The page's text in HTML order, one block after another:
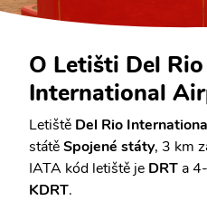
O Letišti Del
International
Letiště Del Rio
státěSpojené státy, 3 km
IATA kód letiště je DRT a
KDRT.